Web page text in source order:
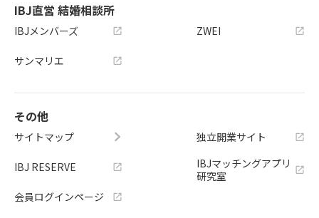
IBJ直営 結婚相談所
IBJメンバーズ
サンマリエ
ZWEI
その他
サイトマップ
IBJ RESERVE
会員ログインページ
独立開業サイト
IBJマッチングアプリ
研究室